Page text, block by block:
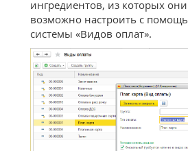
ингредиентов, из которых они
возможно настроить с
системы «Видов оплат».